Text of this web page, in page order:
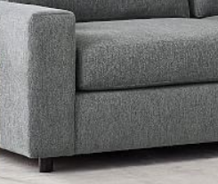
Impiana TV
Casa
Lahar Dekor
Sembang
Sembang